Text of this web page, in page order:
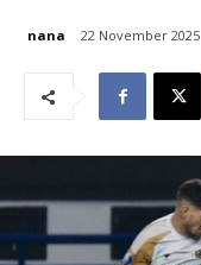
nana 22 November 2025